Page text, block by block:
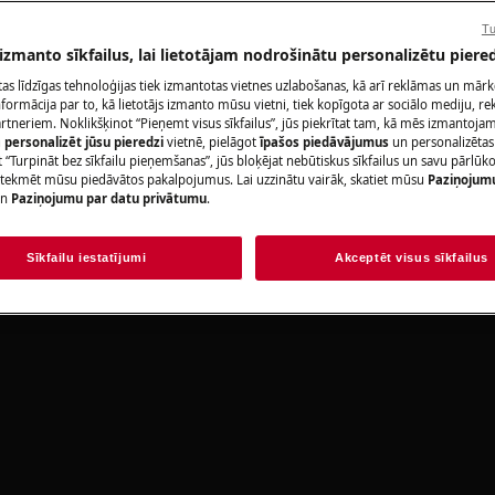
ierīci un atvienojiet
Rezervēt
Atrodi savu
Atrisini
dokumentāciju
Atrast
sīkfailus, lai lietotājam nodrošinātu personalizētu
līdzīgas tehnoloģijas tiek izmantotas vietnes uzlabošanas, kā arī reklāmas un
par to, kā lietotājs izmanto mūsu vietni, tiek kopīgota ar sociālo mediju,
Noklikšķinot “Pieņemt visus sīkfailus”, jūs piekrītat tam, kā mēs
personalizēt jūsu pieredzi vietnē, pielāgotīpašos piedāvājumus un
bez sīkfailu pieņemšanas”, jūs bloķējat nebūtiskus sīkfailus un savu
mūsu piedāvātos pakalpojumus. Lai uzzinātu vairāk, skatiet mūsu
Paziņojumu par datu privātumu.
Sīkfailu iestatījumi Akceptēt visus sīkfailus